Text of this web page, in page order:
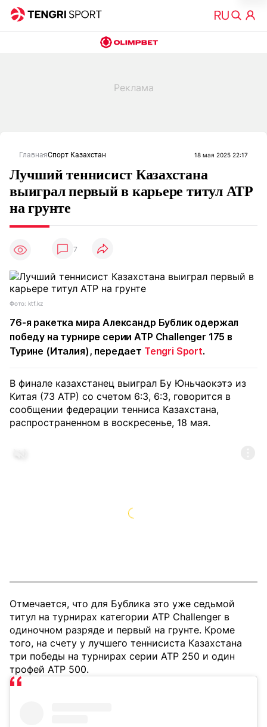
ГлавнаяСпорт Казахстан 18 мая 2025 22:17
Лучший теннисист Казахстана
выиграл первый в карьере титул ATP
на грунте
7
Фото: ktf.kz
76-я ракетка мира Александр Бублик одержал
победу на турнире серии ATP Challenger 175 в
Турине (Италия), передает Tengri Sport.
В финале казахстанец выиграл Бу Юньчаокэтэ из
Китая (73 АТР) со счетом 6:3, 6:3, говорится в
сообщении федерации тенниса Казахстана,
распространенном в воскресенье, 18 мая.
Отмечается, что для Бублика это уже седьмой
титул на турнирах категории ATP Challenger в
одиночном разряде и первый на грунте. Кроме
того, на счету у лучшего теннисиста Казахстана
три победы на турнирах серии АТР 250 и один
трофей АТР 500.